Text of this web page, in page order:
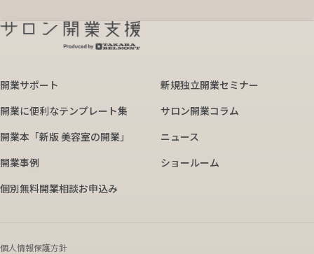
開業サポート
新規独立開業セミナー
開業に便利なテンプレート集
サロン開業コラム
開業本「新版 美容室の開業」
ニュース
開業事例
ショールーム
個別無料開業相談お申込み
個人情報保護方針